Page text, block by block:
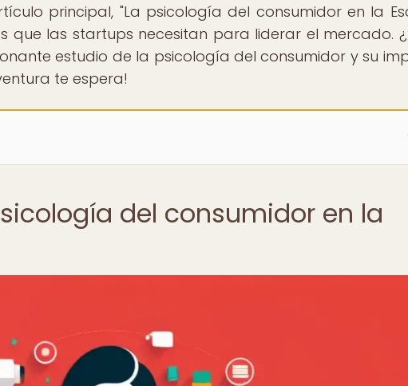
principal, "La psicología del consumidor en la
que las startups necesitan para liderar el mercado.
estudio de la psicología del consumidor y su
te espera!
del consumidor en la